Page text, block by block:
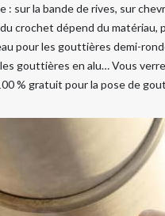
: sur la bande de rives, sur
crochet dépend du matériau,
pour les gouttières demi-
gouttières en alu… Vous
% gratuit pour la pose de